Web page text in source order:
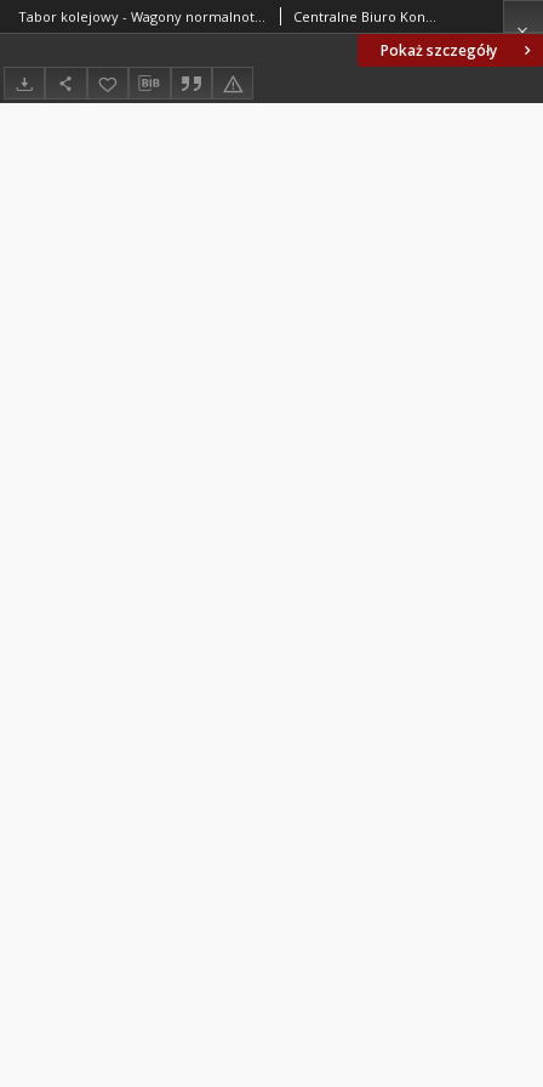
Pokaż szczegóły
Tabor kolejowy - Wagony normalnotorowe - Zestawy kołowe z kolami bezobręczowymi do łożysk tocznych BN-69/3511-12 Centralne Biuro Konstrukcyjne Przemysłu Taboru Kolejowego. Oprac.